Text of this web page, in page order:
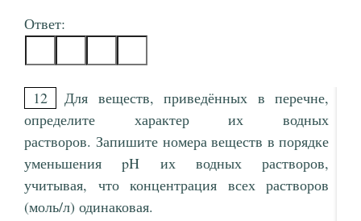
Ответ:
12
Для веществ, приведённых в перечне,
определите характер их водных
растворов. Запишите номера веществ в порядке
уменьшения pH их водных растворов,
учитывая, что концентрация всех растворов
(моль/л) одинаковая.